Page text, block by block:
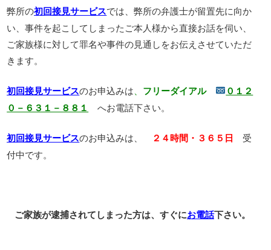
弊所の初回接見サービスでは、弊所の弁護士が留置先に向か
い、事件を起こしてしまったご本人様から直接お話を伺い、
ご家族様に対して罪名や事件の見通しをお伝えさせていただ
きます。
初回接見サービスのお申込みは フリーダイアル
０１２
０－６３１－８８１
へお電話下さい。
初回接見サービスのお申込みは、 ２４時間・３６５日 受
付中です。
ご家族が逮捕されてしまった方は、すぐにお電話下さい。